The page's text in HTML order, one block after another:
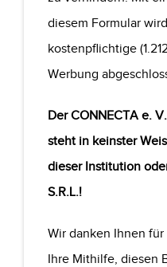
diesem Formular
kostenpflichtige
Werbung
Der CONNECTA e.
steht in keinster
dieser Institution
S.R.L.!
Wir danken Ihnen
Ihre Mithilfe, diesen